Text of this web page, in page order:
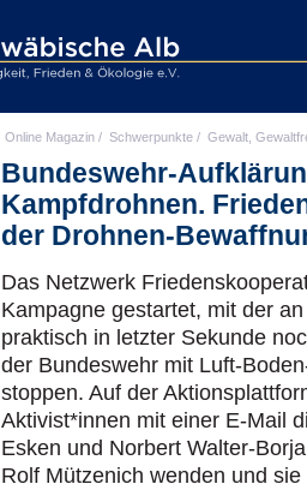
Online Magazin / Schwerpunkte / Gewalt,
Bundeswehr-
Kampfdrohnen.
der Drohnen-
Das Netzwerk
Kampagne gestartet, mit der
praktisch in letzter Sekunde
der Bundeswehr mit Luft-
stoppen. Auf der
Aktivist*innen mit einer E-Mail
Esken und Norbert Walter-
Rolf Mützenich wenden und